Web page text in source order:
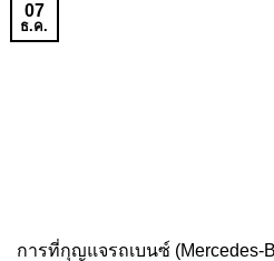
07
ธ.ค.
การที่กุญแจรถเบนซ์ (Mercedes-